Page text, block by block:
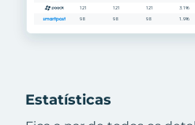
Estatísticas